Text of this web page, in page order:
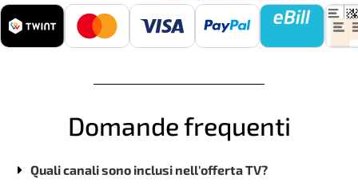
Domande frequenti
Quali canali sono inclusi nell'offerta TV?